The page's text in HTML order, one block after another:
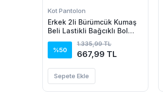
Kot Pantolon
Erkek 2li Bürümcük Kumaş
Beli Lastikli Bağcıklı Bol
Beyaz/Vizon
%50
1.335,99 TL
667,99 TL
Sepete Ekle